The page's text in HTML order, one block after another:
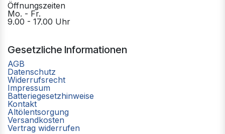
Öffnungszeiten
Mo. - Fr.
9.00 - 17.00 Uhr
Gesetzliche Informationen
AGB
Datenschutz
Widerrufsrecht
Impressum
Batteriegesetzhinweise
Kontakt
Altölentsorgung
Versandkosten
Vertrag widerrufen